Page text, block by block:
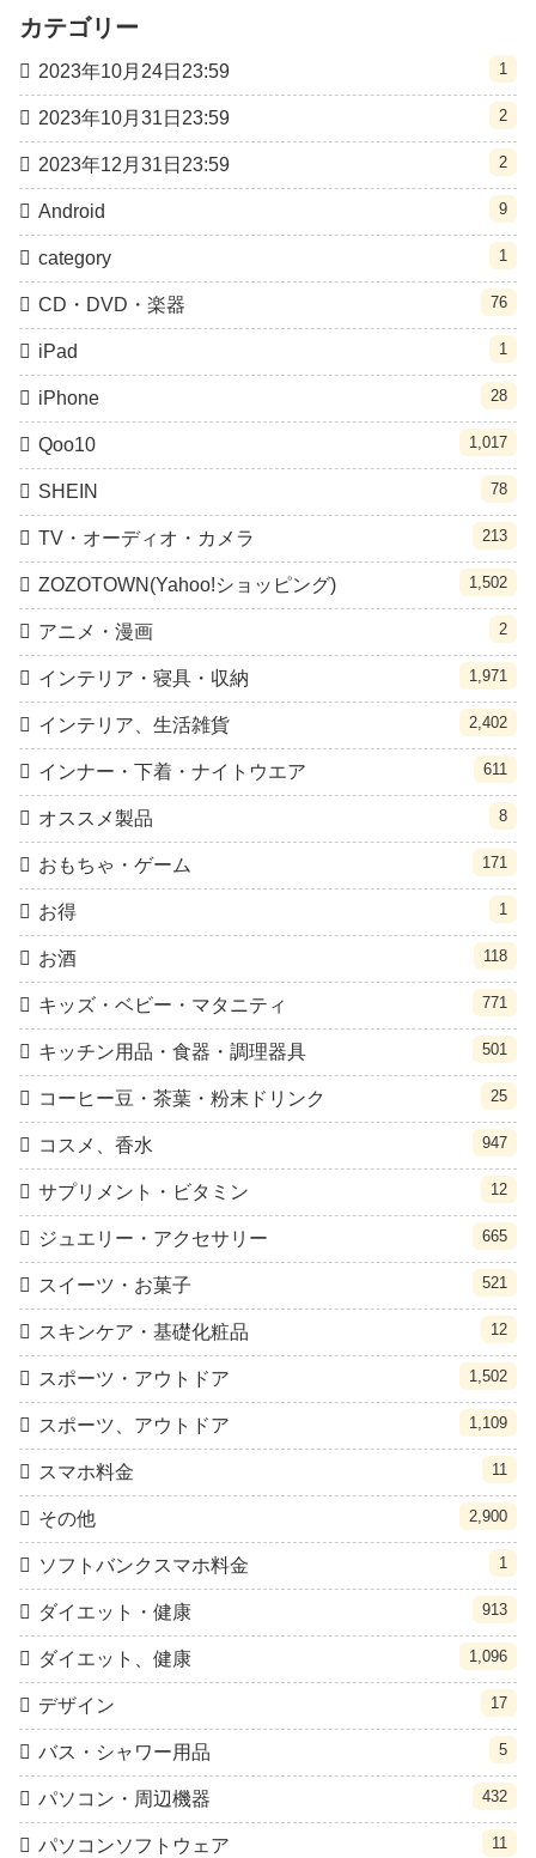
カテゴリー
2023年10月24日23:59 1
2023年10月31日23:59 2
2023年12月31日23:59 2
Android 9
category 1
CD・DVD・楽器 76
iPad 1
iPhone 28
Qoo10 1,017
SHEIN 78
TV・オーディオ・カメラ 213
ZOZOTOWN(Yahoo!ショッピング) 1,502
アニメ・漫画 2
インテリア・寝具・収納 1,971
インテリア、生活雑貨 2,402
インナー・下着・ナイトウエア 611
オススメ製品 8
おもちゃ・ゲーム 171
お得 1
お酒 118
キッズ・ベビー・マタニティ 771
キッチン用品・食器・調理器具 501
コーヒー豆・茶葉・粉末ドリンク 25
コスメ、香水 947
サプリメント・ビタミン 12
ジュエリー・アクセサリー 665
スイーツ・お菓子 521
スキンケア・基礎化粧品 12
スポーツ・アウトドア 1,502
スポーツ、アウトドア 1,109
スマホ料金 11
その他 2,900
ソフトバンクスマホ料金 1
ダイエット・健康 913
ダイエット、健康 1,096
デザイン 17
バス・シャワー用品 5
パソコン・周辺機器 432
パソコンソフトウェア 11